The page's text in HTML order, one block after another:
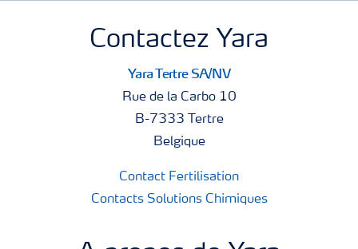
Contactez Yara
Yara Tertre SA/NV
Rue de la Carbo 10
B-7333 Tertre
Belgique
Contact Fertilisation
Contacts Solutions Chimiques